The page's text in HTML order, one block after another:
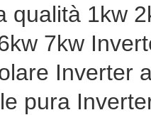
qualità 1kw
7kw
Inverter
pura